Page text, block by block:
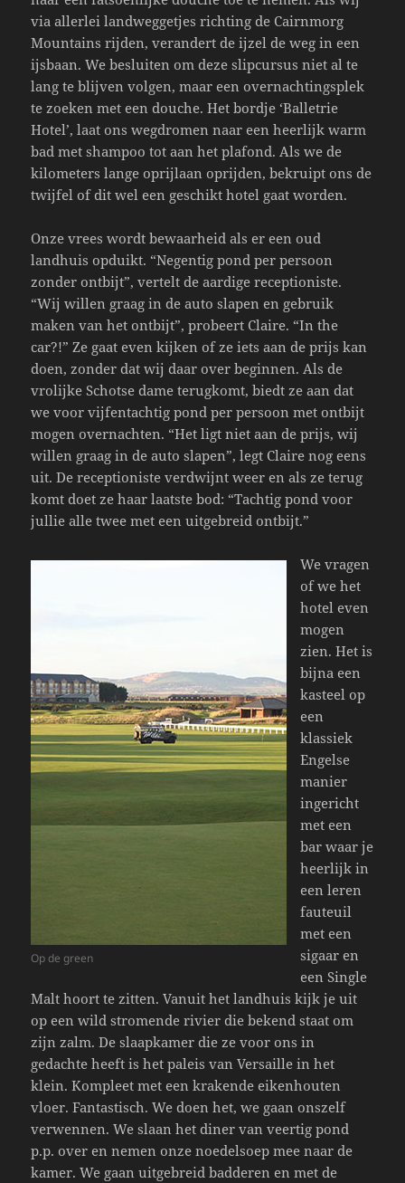
via allerlei landweggetjes richting de Cairnmorg
Mountains rijden, verandert de ijzel de weg in een
ijsbaan. We besluiten om deze slipcursus niet al te
lang te blijven volgen, maar een overnachtingsplek
te zoeken met een douche. Het bordje ‘Balletrie
Hotel’, laat ons wegdromen naar een heerlijk warm
bad met shampoo tot aan het plafond. Als we de
kilometers lange oprijlaan oprijden, bekruipt ons de
twijfel of dit wel een geschikt hotel gaat worden.
Onze vrees wordt bewaarheid als er een oud
landhuis opduikt. “Negentig pond per persoon
zonder ontbijt”, vertelt de aardige receptioniste.
“Wij willen graag in de auto slapen en gebruik
maken van het ontbijt”, probeert Claire. “In the
car?!” Ze gaat even kijken of ze iets aan de prijs kan
doen, zonder dat wij daar over beginnen. Als de
vrolijke Schotse dame terugkomt, biedt ze aan dat
we voor vijfentachtig pond per persoon met ontbijt
mogen overnachten. “Het ligt niet aan de prijs, wij
willen graag in de auto slapen”, legt Claire nog eens
uit. De receptioniste verdwijnt weer en als ze terug
komt doet ze haar laatste bod: “Tachtig pond voor
jullie alle twee met een uitgebreid ontbijt.”
Op de green
We vragen
of we het
hotel even
mogen
zien. Het is
bijna een
kasteel op
een
klassiek
Engelse
manier
ingericht
met een
bar waar je
heerlijk in
een leren
fauteuil
met een
sigaar en
een Single
Malt hoort te zitten. Vanuit het landhuis kijk je uit
op een wild stromende rivier die bekend staat om
zijn zalm. De slaapkamer die ze voor ons in
gedachte heeft is het paleis van Versaille in het
klein. Kompleet met een krakende eikenhouten
vloer. Fantastisch. We doen het, we gaan onszelf
verwennen. We slaan het diner van veertig pond
p.p. over en nemen onze noedelsoep mee naar de
kamer. We gaan uitgebreid badderen en met de